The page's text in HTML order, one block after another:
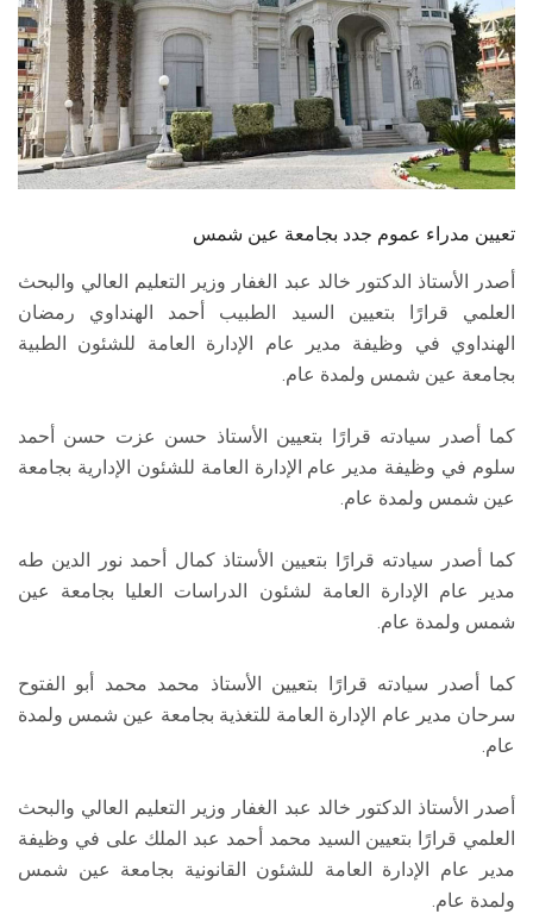
الدراسات العليا
الخريجين
الموظفون
سجل الان
تعيين مدراء عموم جدد بجامعة عين شمس
أصدر الأستاذ الدكتور خالد عبد الغفار وزير التعليم العالي والبحث
العلمي قرارًا بتعيين السيد الطبيب أحمد الهنداوي رمضان
الهنداوي في وظيفة مدير عام الإدارة العامة للشئون الطبية
بجامعة عين شمس ولمدة عام.
كما أصدر سيادته قرارًا بتعيين الأستاذ حسن عزت حسن أحمد
سلوم في وظيفة مدير عام الإدارة العامة للشئون الإدارية بجامعة
عين شمس ولمدة عام.
كما أصدر سيادته قرارًا بتعيين الأستاذ كمال أحمد نور الدين طه
مدير عام الإدارة العامة لشئون الدراسات العليا بجامعة عين
شمس ولمدة عام.
كما أصدر سيادته قرارًا بتعيين الأستاذ محمد محمد أبو الفتوح
سرحان مدير عام الإدارة العامة للتغذية بجامعة عين شمس ولمدة
عام.
أصدر الأستاذ الدكتور خالد عبد الغفار وزير التعليم العالي والبحث
العلمي قرارًا بتعيين السيد محمد أحمد عبد الملك على في وظيفة
مدير عام الإدارة العامة للشئون القانونية بجامعة عين شمس
ولمدة عام.